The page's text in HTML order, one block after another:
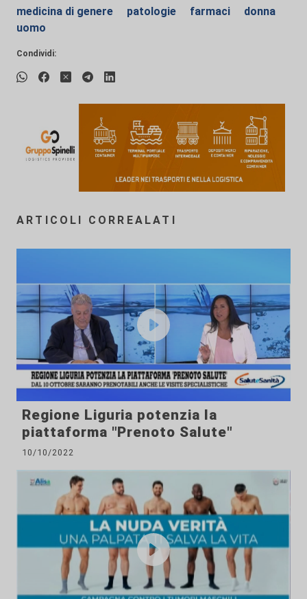
medicina di genere patologie farmaci
donna
uomo
Condividi:
ARTICOLI CORREALATI
Regione Liguria potenzia la
piattaforma "Prenoto Salute"
10/10/2022